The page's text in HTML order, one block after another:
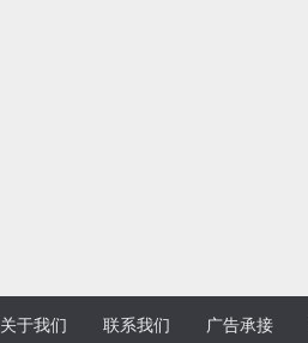
关于我们 联系我们 广告承接